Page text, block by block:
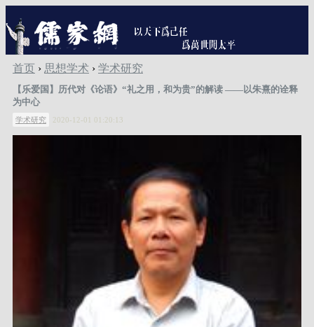
首页 › 思想学术 › 学术研究
【乐爱国】历代对《论语》“礼之用，和为贵”的解读 ——以朱熹的诠释
为中心
学术研究 2020-12-01 01:20:13